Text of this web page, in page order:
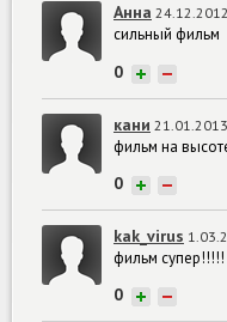
Анна
сильный фильм
0 + −
кани
фильм на
0 + −
kak_virus
фильм супер!!!!!
0 + −